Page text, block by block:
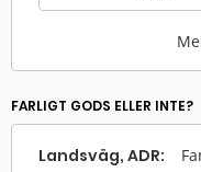
FARLIGT GODS ELLER INTE?
Landsväg, ADR: